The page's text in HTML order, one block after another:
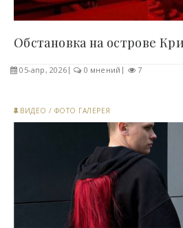
05-апр, 2026 0 мнений 7
ВИДЕО / ФОТО ГАЛЕРЕЯ